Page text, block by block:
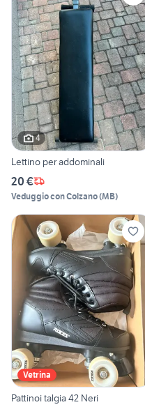
4
Lettino per addominali
20 €
Veduggio con Colzano(MB)
Vetrina
Pattinoi talgia 42 Neri